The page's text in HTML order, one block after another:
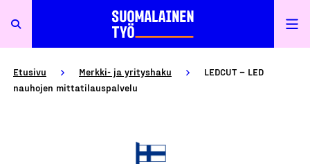
Etusivu Merkki- ja yrityshaku
LEDCUT – LED
nauhojen mittatilauspalvelu